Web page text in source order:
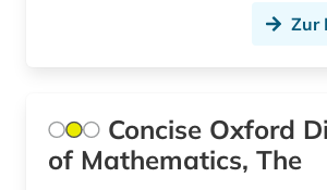
Zur
Concise Oxford
of Mathematics, The